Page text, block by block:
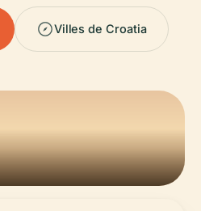
Villes de Croatia